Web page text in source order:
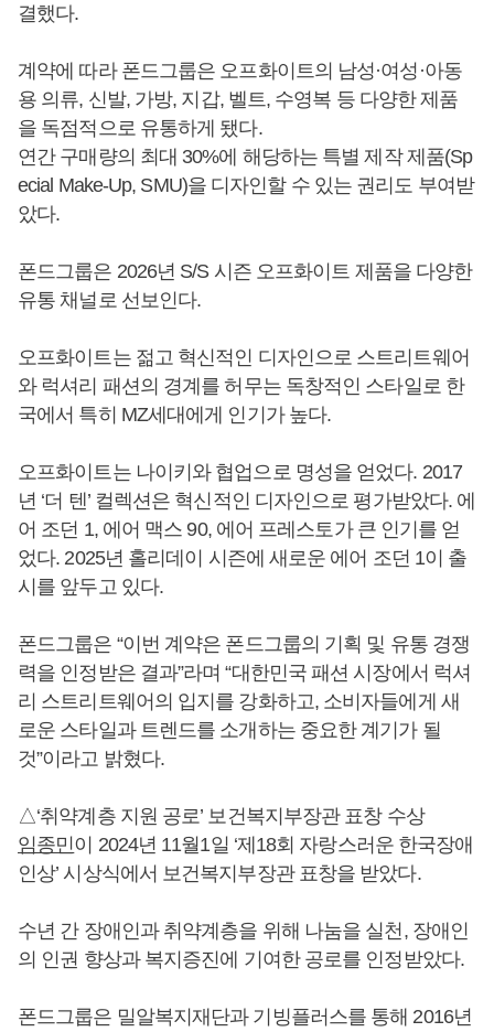
결했다.
계약에 따라 폰드그룹은 오프화이트의 남성·여성·아동
용 의류, 신발, 가방, 지갑, 벨트, 수영복 등 다양한 제품
을 독점적으로 유통하게 됐다.
연간 구매량의 최대 30%에 해당하는 특별 제작 제품(Sp
ecial Make-Up, SMU)을 디자인할 수 있는 권리도 부여받
았다.
폰드그룹은 2026년 S/S 시즌 오프화이트 제품을 다양한
유통 채널로 선보인다.
오프화이트는 젊고 혁신적인 디자인으로 스트리트웨어
와 럭셔리 패션의 경계를 허무는 독창적인 스타일로 한
국에서 특히 MZ세대에게 인기가 높다.
오프화이트는 나이키와 협업으로 명성을 얻었다. 2017
년 ‘더 텐’ 컬렉션은 혁신적인 디자인으로 평가받았다. 에
어 조던 1, 에어 맥스 90, 에어 프레스토가 큰 인기를 얻
었다. 2025년 홀리데이 시즌에 새로운 에어 조던 1이 출
시를 앞두고 있다.
폰드그룹은 “이번 계약은 폰드그룹의 기획 및 유통 경쟁
력을 인정받은 결과”라며 “대한민국 패션 시장에서 럭셔
리 스트리트웨어의 입지를 강화하고, 소비자들에게 새
로운 스타일과 트렌드를 소개하는 중요한 계기가 될
것”이라고 밝혔다.
△‘취약계층 지원 공로’ 보건복지부장관 표창 수상
임종민이 2024년 11월1일 ‘제18회 자랑스러운 한국장애
인상’ 시상식에서 보건복지부장관 표창을 받았다.
수년 간 장애인과 취약계층을 위해 나눔을 실천, 장애인
의 인권 향상과 복지증진에 기여한 공로를 인정받았다.
폰드그룹은 밀알복지재단과 기빙플러스를 통해 2016년